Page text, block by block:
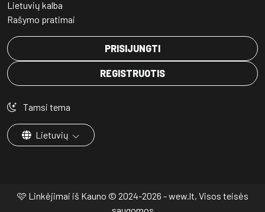
Lietuvių kalba
Rašymo pratimai
PRISIJUNGTI
REGISTRUOTIS
Tamsi tema
Lietuvių
🩷 Linkėjimai iš Kauno © 2024-2026 - wew.lt, Visos teisės